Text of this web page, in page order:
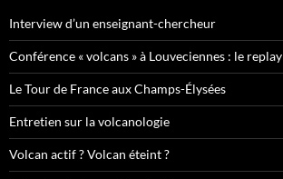
Interview d’un enseignant-chercheur
Conférence « volcans » à Louveciennes : le replay
Le Tour de France aux Champs-Élysées
Entretien sur la volcanologie
Volcan actif ? Volcan éteint ?